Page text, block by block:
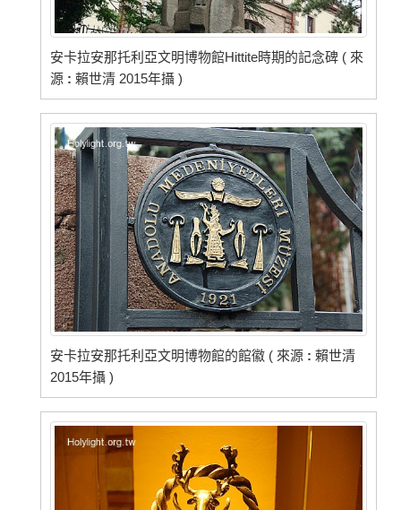
安卡拉安那托利亞文明博物館Hittite時期的記念碑 ( 來
源 : 賴世清 2015年攝 )
安卡拉安那托利亞文明博物館的館徽 ( 來源 : 賴世清
2015年攝 )